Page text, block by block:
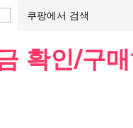
확인/구